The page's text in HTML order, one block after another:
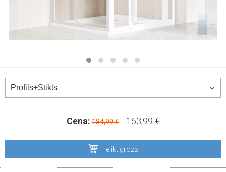
Cena:184,99 € 163,99 €
Ielikt grozā